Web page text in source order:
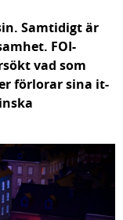
Samtidigt är
FOI-
vad som
förlorar sina it-